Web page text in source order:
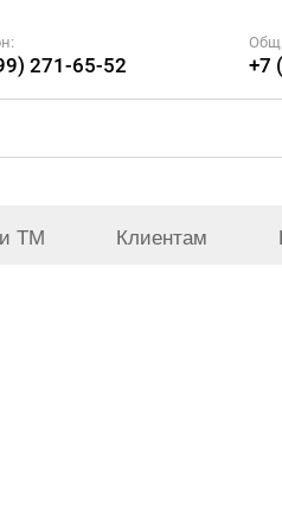
271-65-52 +7
ТМ Клиентам